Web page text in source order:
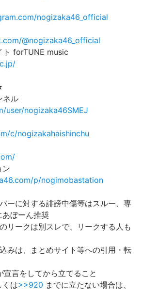
nogizaka46_official
@nogizaka46_official
forTUNE music
ネル
user/nogizaka46SMEJ
c/nogizakahaishinchu
ン
p/nogimobastation
ーに対する誹謗中傷等はスルー、専
あぼーん推奨
リークは別スレで、リークする人も
みは、まとめサイト等への引用・転
宣言をしてから立てること
くは>>920 までに立たない場合は、